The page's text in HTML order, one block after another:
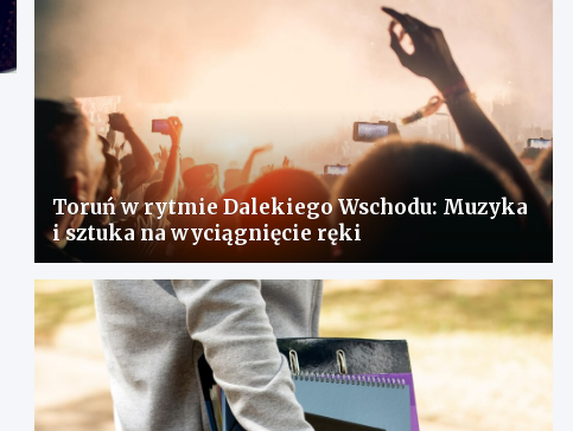
Toruń w rytmie Dalekiego Wschodu: Muzyka
i sztuka na wyciągnięcie ręki